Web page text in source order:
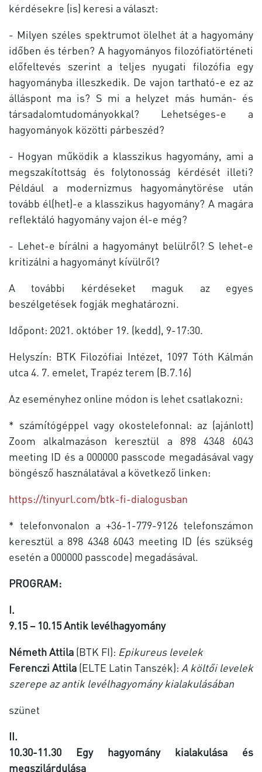
kérdésekre (is) keresi a választ:
- Milyen széles spektrumot ölelhet át a hagyomány
időben és térben? A hagyományos filozófiatörténeti
előfeltevés szerint a teljes nyugati filozófia egy
hagyományba illeszkedik. De vajon tartható-e ez az
álláspont ma is? S mi a helyzet más humán- és
társadalomtudományokkal? Lehetséges-e a
hagyományok közötti párbeszéd?
- Hogyan működik a klasszikus hagyomány, ami a
megszakítottság és folytonosság kérdését illeti?
Például a modernizmus hagyománytörése után
tovább él(het)-e a klasszikus hagyomány? A magára
reflektáló hagyomány vajon él-e még?
- Lehet-e bírálni a hagyományt belülről? S lehet-e
kritizálni a hagyományt kívülről?
A további kérdéseket maguk az egyes
beszélgetések fogják meghatározni.
Időpont: 2021. október 19. (kedd), 9-17:30.
Helyszín: BTK Filozófiai Intézet, 1097 Tóth Kálmán
utca 4. 7. emelet, Trapéz terem (B.7.16)
Az eseményhez online módon is lehet csatlakozni:
* számítógéppel vagy okostelefonnal: az (ajánlott)
Zoom alkalmazáson keresztül a 898 4348 6043
meeting ID és a 000000 passcode megadásával vagy
böngésző használatával a következő linken:
https://tinyurl.com/btk-fi-dialogusban
* telefonvonalon a +36-1-779-9126 telefonszámon
keresztül a 898 4348 6043 meeting ID (és szükség
esetén a 000000 passcode) megadásával.
PROGRAM:
I.
9.15 – 10.15 Antik levélhagyomány
Németh Attila (BTK FI): Epikureus levelek
Ferenczi Attila (ELTE Latin Tanszék): A költői levelek
szerepe az antik levélhagyomány kialakulásában
szünet
II.
10.30-11.30 Egy hagyomány kialakulása és
megszilárdulása